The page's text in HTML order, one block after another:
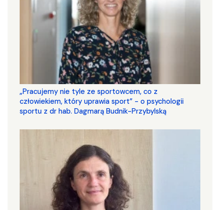
„Pracujemy nie tyle ze sportowcem, co z
człowiekiem, który uprawia sport” - o psychologii
sportu z dr hab. Dagmarą Budnik-Przybylską